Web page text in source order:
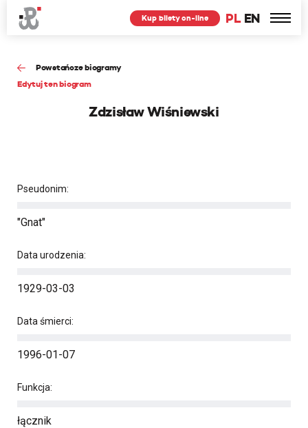
PL EN
Kup bilety on-line
Powstańcze biogramy
Edytuj ten biogram
Zdzisław Wiśniewski
Pseudonim:
"Gnat"
Data urodzenia:
1929-03-03
Data śmierci:
1996-01-07
Funkcja:
łącznik